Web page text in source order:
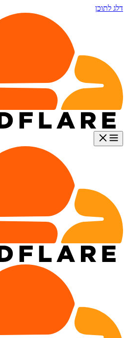
דלג לתוכן